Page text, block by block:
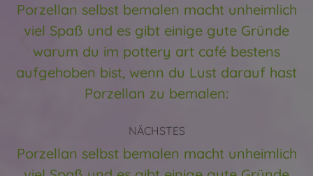
Vorheriger
Beitrag:
Porzellan selbst bemalen macht unheimlich
viel Spaß und es gibt einige gute Gründe
warum du im pottery art café bestens
aufgehoben bist, wenn du Lust darauf hast
Porzellan zu bemalen:
NÄCHSTES
Porzellan selbst bemalen macht unheimlich